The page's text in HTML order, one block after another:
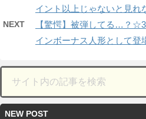
イント以上じゃないと見れ
NEXT
【驚愕】被弾してる…？
インボーナス人形とし
NEW POST